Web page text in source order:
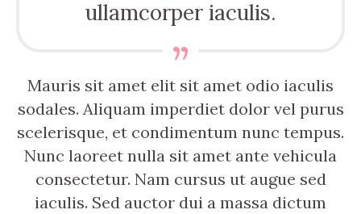
ullamcorper iaculis.
Mauris sit amet elit sit amet odio iaculis
sodales. Aliquam imperdiet dolor vel purus
scelerisque, et condimentum nunc tempus.
Nunc laoreet nulla sit amet ante vehicula
consectetur. Nam cursus ut augue sed
iaculis. Sed auctor dui a massa dictum